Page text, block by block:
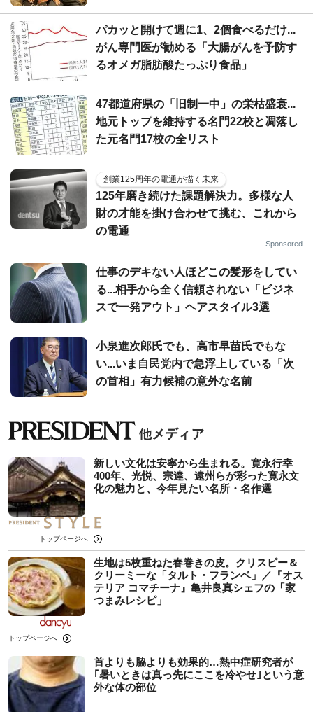
パカッと開けて週に1、2個食べるだけ...
がん専門医が勧める「大腸がんを予防す
るオメガ脂肪酸たっぷり食品」
47都道府県の「旧制一中」の栄枯盛衰...
地元トップを維持する名門22校と凋落し
た元名門17校の全リスト
創業125周年の電通が描く未来
125年磨き続けた課題解決力。多様な人
財の才能を掛け合わせて挑む、これから
の電通
Sponsored
仕事のデキない人ほどこの髪形をしてい
る...相手から全く信頼されない「ビジネ
スで一発アウト」ヘアスタイル3選
小泉進次郎氏でも、高市早苗氏でもな
い...いま自民党内で急浮上している「次
の首相」有力候補の意外な名前
新しい文化は安寧から生まれる。寛永行幸
400年、光悦、宗達、遠州らが彩った寛永文
化の魅力と、今年見たい名所・名作選
トップページへ
生地は5枚重ねた春巻きの皮。クリスピー＆
クリーミーな「タルト・フランベ」／『オス
テリア コマチーナ』亀井良真シェフの「家
つまみレシピ」
トップページへ
首よりも脇よりも効果的…熱中症研究者が
｢暑いときは真っ先にここを冷やせ｣という意
外な体の部位